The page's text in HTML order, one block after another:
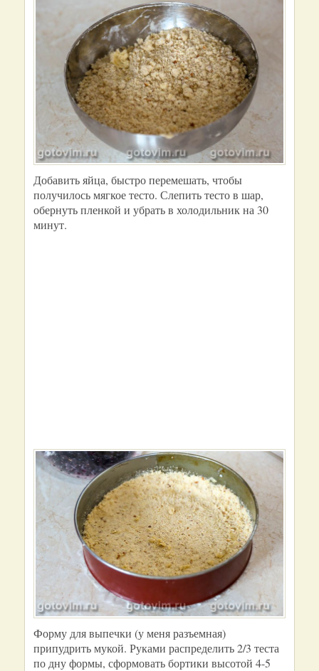
Добавить яйца, быстро перемешать, чтобы
получилось мягкое тесто. Слепить тесто в шар,
обернуть пленкой и убрать в холодильник на 30
минут.
Форму для выпечки (у меня разъемная)
припудрить мукой. Руками распределить 2/3 теста
по дну формы, сформовать бортики высотой 4-5